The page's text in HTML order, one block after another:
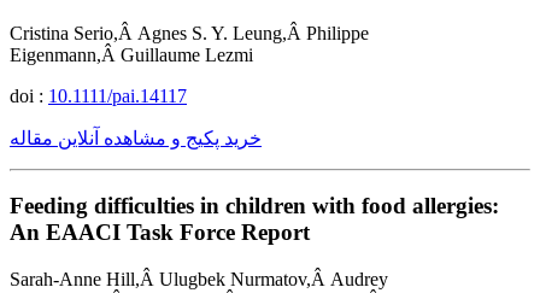
Cristina Serio,Â Agnes S. Y. Leung,Â Philippe
Eigenmann,Â Guillaume Lezmi
doi : 10.1111/pai.14117
خرید پکیج و مشاهده آنلاین مقاله
Feeding difficulties in children with food allergies:
An EAACI Task Force Report
Sarah-Anne Hill,Â Ulugbek Nurmatov,Â Audrey